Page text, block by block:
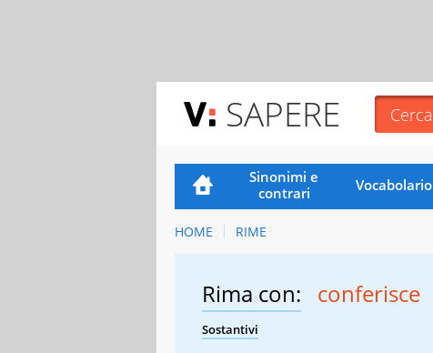
SAPERE
Sinonimi e
contrari
Vocabolario
HOME RIME
Rima con: conferisce
Sostantivi